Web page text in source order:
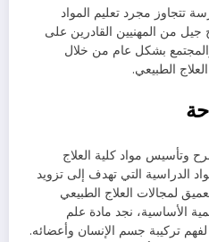
تتجاوز مجرد تعليم المواد
جيل من المهنيين القادرين على
بشكل عام من خلال
الطبيعي.
وتأسيس مواد كلية العلاج
الدراسية التي تهدف إلى تزويد
لمجالات العلاج الطبيعي
الأساسية، نجد مادة علم
لفهم تركيبة جسم الإنسان وأعضائه.